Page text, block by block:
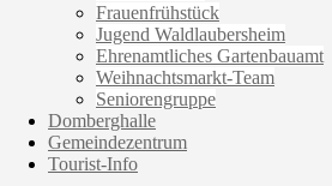
Frauenfrühstück
Jugend Waldlaubersheim
Ehrenamtliches Gartenbauamt
Weihnachtsmarkt-Team
Seniorengruppe
Domberghalle
Gemeindezentrum
Tourist-Info